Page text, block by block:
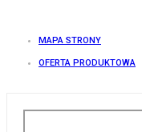
MAPA STRONY
OFERTA PRODUKTOWA